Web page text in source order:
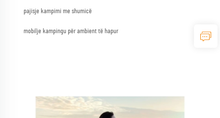
pajisje kampimi me shumicë
mobilje kampingu për ambient të hapur